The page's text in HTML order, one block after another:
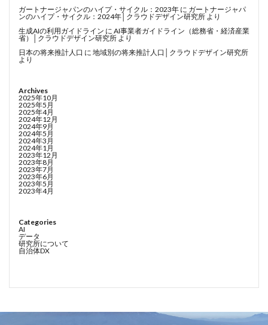
ガートナージャパンのハイプ・サイクル：2023年 に ガートナージャパ
ンのハイプ・サイクル：2024年│クラウドデザイン研究所 より
生成AIの利用ガイドライン に AI事業者ガイドライン（総務省・経済産業
省）│クラウドデザイン研究所 より
日本の将来推計人口 に 地域別の将来推計人口│クラウドデザイン研究所
より
Archives
2025年10月
2025年5月
2025年4月
2024年12月
2024年9月
2024年5月
2024年3月
2024年1月
2023年12月
2023年8月
2023年7月
2023年6月
2023年5月
2023年4月
Categories
AI
データ
研究所について
自治体DX